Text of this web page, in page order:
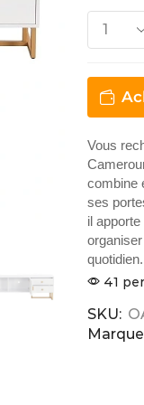
Vous
combine
ses
il
quotidien.
41
SKU: